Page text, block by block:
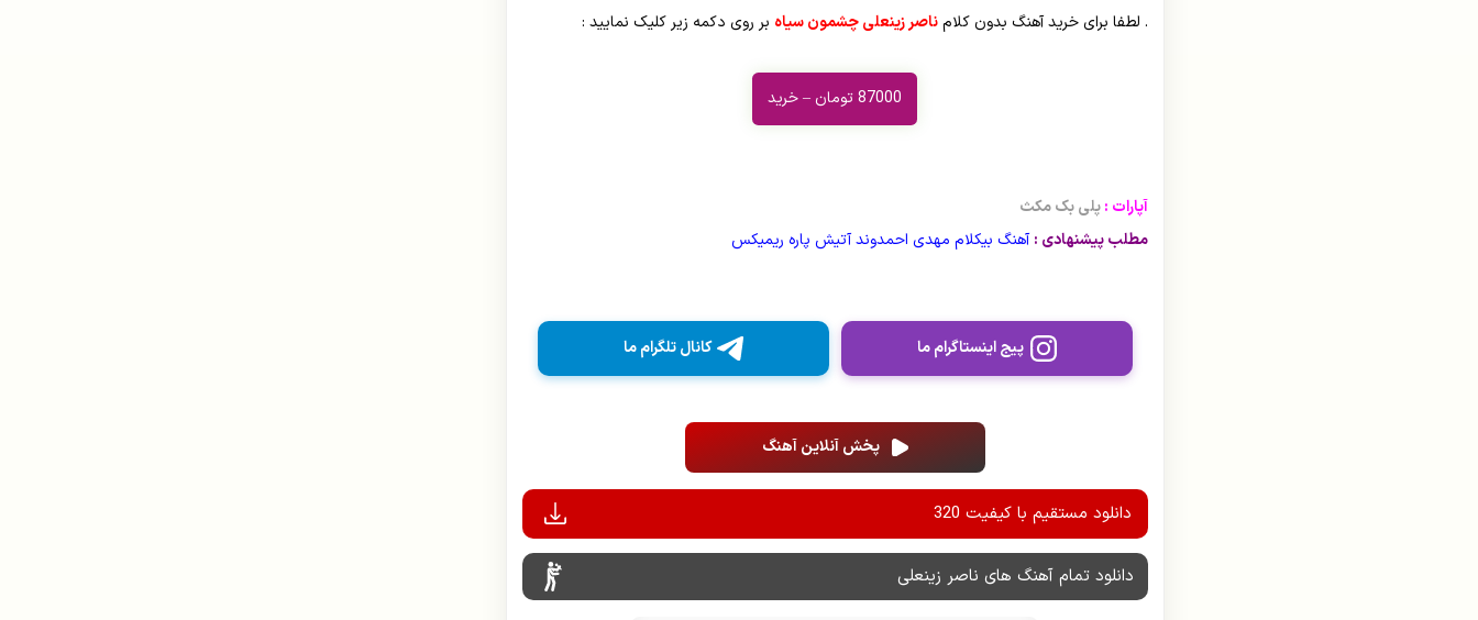
. لطفا برای خرید آهنگ بدون کلامناصر زینعلی چشمون سیاه بر روی دکمه زیر کلیک نمایید :
87000 تومان – خرید
آپارات :پلی بک مکث
مطلب پیشنهادی : آهنگ بیکلام مهدی احمدوند آتیش پاره ریمیکس
پیج اینستاگرام ما کانال تلگرام ما
پخش آنلاین آهنگ
دانلود مستقیم با کیفیت 320
دانلود تمام آهنگ های ناصر زینعلی